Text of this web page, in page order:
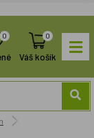
0 0
Váš košík